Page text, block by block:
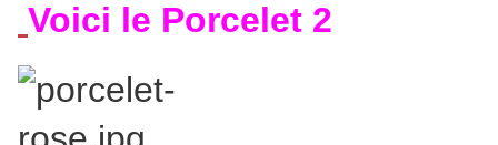
Voici le Porcelet 2